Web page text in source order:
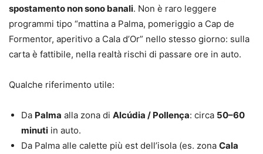
spostamento non sono banali. Non è raro leggere
programmi tipo “mattina a Palma, pomeriggio a Cap de
Formentor, aperitivo a Cala d’Or” nello stesso giorno: sulla
carta è fattibile, nella realtà rischi di passare ore in auto.
Qualche riferimento utile:
Da Palma alla zona di Alcúdia / Pollença: circa 50–60
minuti in auto.
Da Palma alle calette più est dell’isola (es. zona Cala